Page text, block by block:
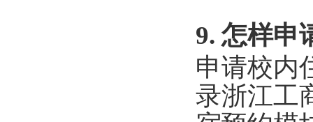
9. 怎样申
申请校内
录浙江工